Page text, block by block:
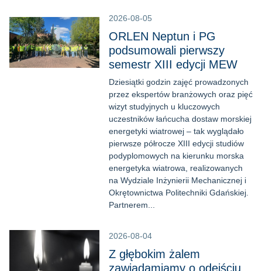
2026-08-05
ORLEN Neptun i PG
podsumowali pierwszy
semestr XIII edycji MEW
Dziesiątki godzin zajęć prowadzonych
przez ekspertów branżowych oraz pięć
wizyt studyjnych u kluczowych
uczestników łańcucha dostaw morskiej
energetyki wiatrowej – tak wyglądało
pierwsze półrocze XIII edycji studiów
podyplomowych na kierunku morska
energetyka wiatrowa, realizowanych
na Wydziale Inżynierii Mechanicznej i
Okrętownictwa Politechniki Gdańskiej.
Partnerem...
2026-08-04
Z głębokim żalem
zawiadamiamy o odejściu